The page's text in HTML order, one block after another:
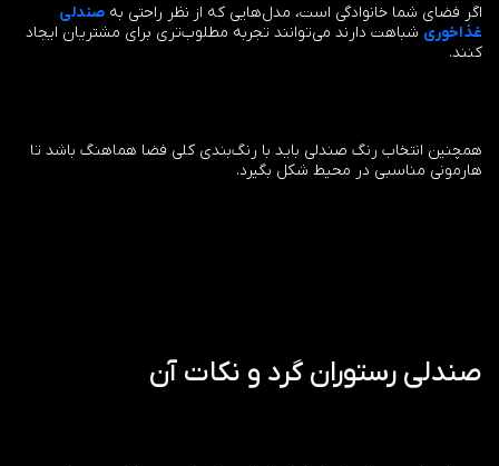
اگر فضای شما خانوادگی است، مدل‌هایی که از نظر راحتی به صندلی
غذاخوری شباهت دارند می‌توانند تجربه مطلوب‌تری برای مشتریان ایجاد
کنند.
همچنین انتخاب رنگ صندلی باید با رنگ‌بندی کلی فضا هماهنگ باشد تا
هارمونی مناسبی در محیط شکل بگیرد.
صندلی رستوران گرد و نکات آن